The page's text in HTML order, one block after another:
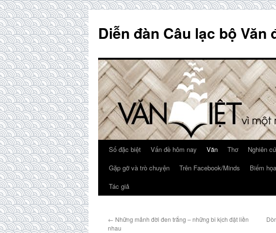
content
Diễn đàn Câu lạc bộ
Số đặc biệt Vấn đề hôm nay Văn Thơ Nghiên
Gặp gỡ và trò chuyện
Trên Facebook/Minds Biếm họa
Tác giả
← Những mảnh đời đen trắng – những bi kịch đặt liền
nhau